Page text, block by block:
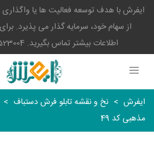
ایفرش با هدف توسعه فعالیت ها یا
از سهام خود، سرمایه گذار می پذیرد.
اطلاعات بیشتر تماس بگیرید. 09150523004
ایفرش > نخ و نقشه تابلو فرش دستباف >
مذهبی کد 49